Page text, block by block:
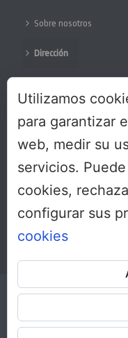
Sobre nosotros
Dirección
SÍGUENOS
Utilizamos
para garantizar
web, medir su
servicios.
cookies,
configurar sus
cookies